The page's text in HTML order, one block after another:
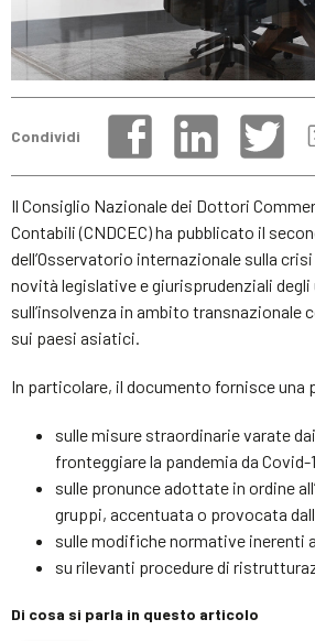
Condividi
Il Consiglio Nazionale dei Dottori
Contabili (CNDCEC) ha pubblicato il
dell’Osservatorio internazionale sulla
novità legislative e giurisprudenziali
sull’insolvenza in ambito transnazionale
sui paesi asiatici.
In particolare, il documento fornisce una
sulle misure straordinarie varate
fronteggiare la pandemia da Covid-
sulle pronunce adottate in ordine
gruppi, accentuata o provocata
sulle modifiche normative inerenti
su rilevanti procedure di
Di cosa si parla in questo articolo